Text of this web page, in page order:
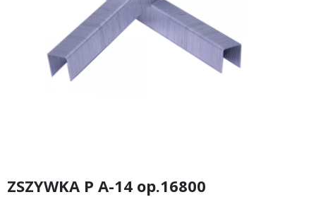
ZSZYWKA P A-14 op.16800